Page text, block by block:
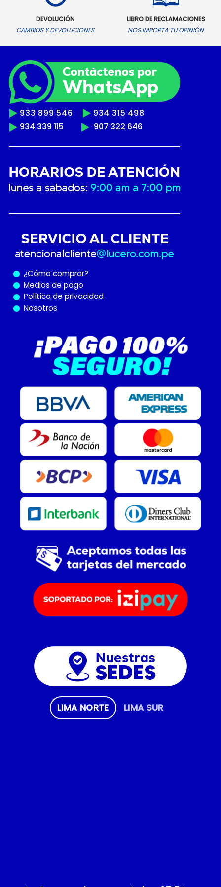
DEVOLUCIÓN
CAMBIOS Y DEVOLUCIONES
LIBRO DE RECLAMACIONES
NOS IMPORTA TU OPINIÓN
933 899 546
934 315 498
934 339 115
907 322 646
¿Cómo comprar?
Medios de pago
Política de privacidad
Nosotros
LIMA NORTE LIMA SUR